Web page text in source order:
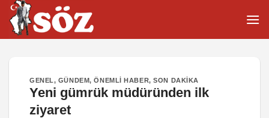
İçeriğe
atla
GENEL, GÜNDEM,ÖNEMLI HABER,SON DAKIKA
Yeni gümrük müdüründen ilk
ziyaret